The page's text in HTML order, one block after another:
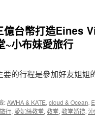
億台幣打造Eines
~小布妹愛旅行
的行程是參加好友姐姐
:AWHA & KATE, cloud & Ocean,
行, 愛妮絲教堂, 教堂, 教堂婚禮,